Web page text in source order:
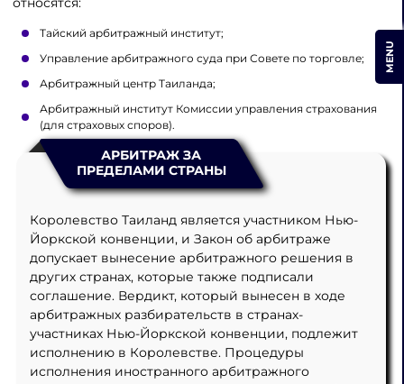
Тайский арбитражный институт;
Управление арбитражного суда при Совете по торговле;
Арбитражный центр Таиланда;
Арбитражный институт Комиссии управления страхования
(для страховых споров).
АРБИТРАЖ ЗА
ПРЕДЕЛАМИ СТРАНЫ
Королевство Таиланд является участником Нью-
Йоркской конвенции, и Закон об арбитраже
допускает вынесение арбитражного решения в
других странах, которые также подписали
соглашение. Вердикт, который вынесен в ходе
арбитражных разбирательств в странах-
участниках Нью-Йоркской конвенции, подлежит
исполнению в Королевстве. Процедуры
исполнения иностранного арбитражного
MENU